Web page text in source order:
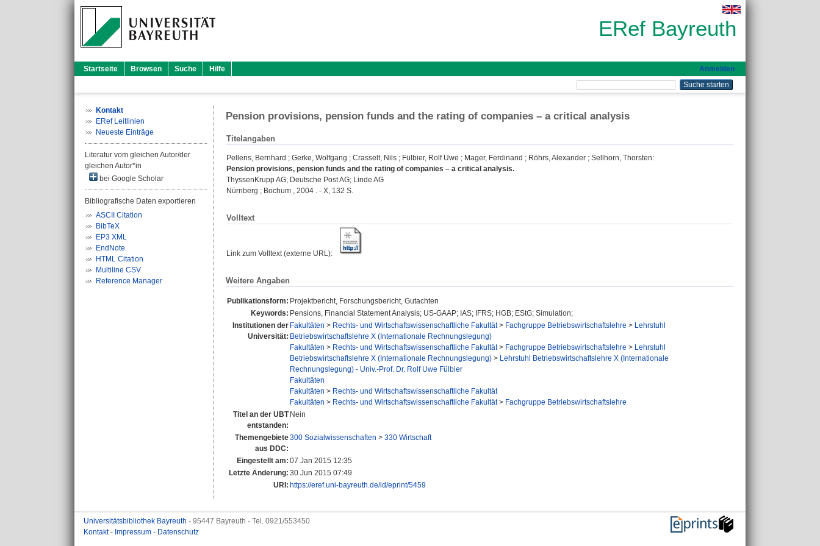
ERef Bayreuth
Startseite Browsen Suche Hilfe Anmelden
Kontakt
ERef Leitlinien
Neueste Einträge
Literatur vom gleichen Autor/der
gleichen Autor*in
bei Google Scholar
Bibliografische Daten exportieren
ASCII Citation
BibTeX
EP3 XML
EndNote
HTML Citation
Multiline CSV
Reference Manager
Pension provisions, pension funds and the rating of companies – a critical analysis
Titelangaben
Pellens, Bernhard ; Gerke, Wolfgang ; Crasselt, Nils ; Fülbier, Rolf Uwe ; Mager, Ferdinand ; Röhrs, Alexander ; Sellhorn, Thorsten:
Pension provisions, pension funds and the rating of companies – a critical analysis.
ThyssenKrupp AG; Deutsche Post AG; Linde AG
Nürnberg ; Bochum , 2004 . - X, 132 S.
Volltext
Link zum Volltext (externe URL):
Weitere Angaben
Publikationsform: Projektbericht, Forschungsbericht, Gutachten
Keywords: Pensions, Financial Statement Analysis; US-GAAP; IAS; IFRS; HGB; EStG; Simulation;
Institutionen der
Universität:
Fakultäten > Rechts- und Wirtschaftswissenschaftliche Fakultät> Fachgruppe Betriebswirtschaftslehre > Lehrstuhl
Betriebswirtschaftslehre X (Internationale Rechnungslegung)
Fakultäten > Rechts- und Wirtschaftswissenschaftliche Fakultät> Fachgruppe Betriebswirtschaftslehre > Lehrstuhl
Betriebswirtschaftslehre X (Internationale Rechnungslegung) > Lehrstuhl Betriebswirtschaftslehre X (Internationale
Rechnungslegung) - Univ.-Prof. Dr. Rolf Uwe Fülbier
Fakultäten
Fakultäten > Rechts- und Wirtschaftswissenschaftliche Fakultät
Fakultäten > Rechts- und Wirtschaftswissenschaftliche Fakultät> Fachgruppe Betriebswirtschaftslehre
Titel an der UBT
entstanden:
Nein
Themengebiete
aus DDC:
300 Sozialwissenschaften > 330 Wirtschaft
Eingestellt am: 07 Jan 2015 12:35
Letzte Änderung: 30 Jun 2015 07:49
URI: https://eref.uni-bayreuth.de/id/eprint/5459
Universitätsbibliothek Bayreuth - 95447 Bayreuth - Tel. 0921/553450
Kontakt- Impressum - Datenschutz